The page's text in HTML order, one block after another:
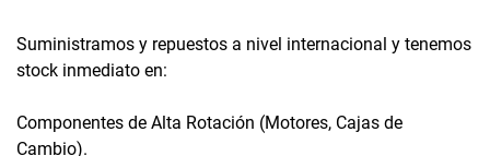
Suministramos y repuestos a nivel internacional y tenemos
stock inmediato en:
Componentes de Alta Rotación (Motores, Cajas de
Cambio).